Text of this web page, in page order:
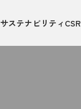
サステナビリティ CSR